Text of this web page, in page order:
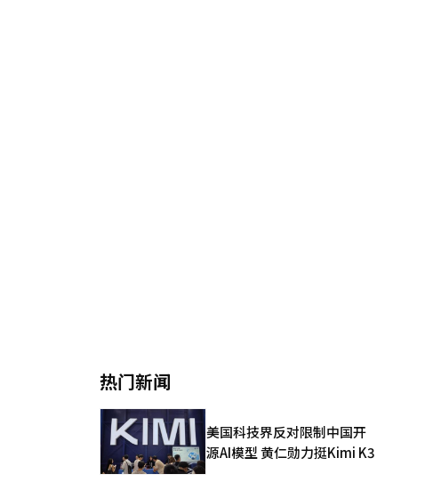
热门新闻
美国科技界反对限制中国开
源AI模型 黄仁勋力挺Kimi K3